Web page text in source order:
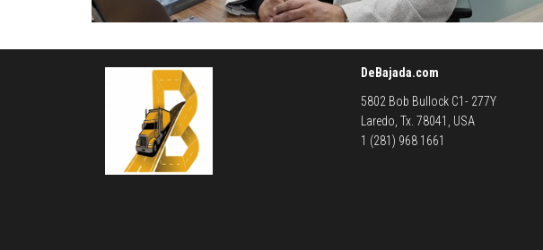
DeBajada.com
5802 Bob Bullock C1- 277Y
Laredo, Tx. 78041, USA
1 (281) 968 1661